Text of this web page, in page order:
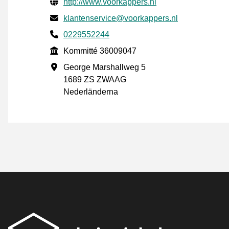
E-post
klantenservice@voorkappers.nl
Phone number
0229552244
Kommitté
Kommitté 36009047
Företagsadress
George Marshallweg 5
1689 ZS ZWAAG
Nederländerna